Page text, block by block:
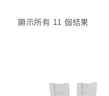
顯示所有 11 個結果